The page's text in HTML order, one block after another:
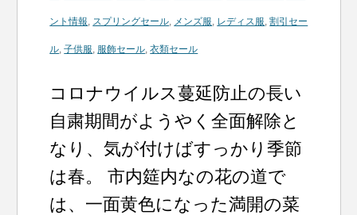
ント情報, スプリングセール, メンズ服, レディス服,割引セー
ル,子供服, 服飾セール,衣類セール
コロナウイルス蔓延防止の長い
自粛期間がようやく全面解除と
なり、気が付けばすっかり季節
は春。 市内筵内なの花の道で
は、一面黄色になった満開の菜